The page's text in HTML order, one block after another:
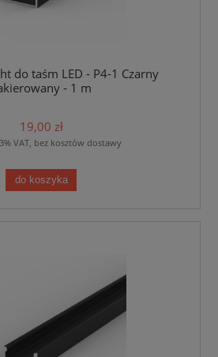
do taśm LED - P4-1 Czarny
- 1 m
19,00 zł
VAT, bez kosztów dostawy
do koszyka